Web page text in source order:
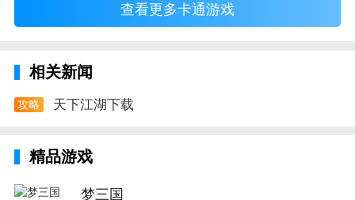
查看更多卡通游戏
相关新闻
攻略 天下江湖下载
精品游戏
梦三国